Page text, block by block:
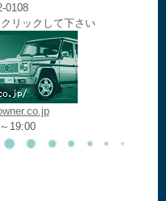
0108
リックして下さい
19:00